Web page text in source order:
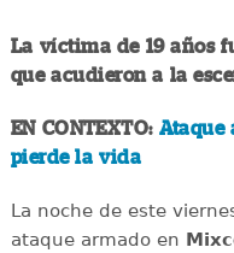
La víctima de 19 años
que acudieron a la
EN CONTEXTO: Ataque
pierde la vida
La noche de este
ataque armado en